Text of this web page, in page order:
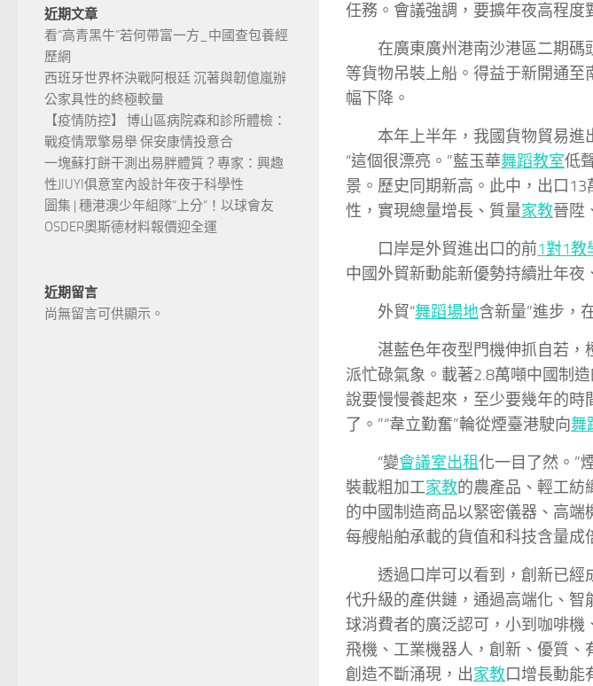
任務。會議強調，要擴年夜高程度
在廣東廣州港南沙港區二期
等貨物吊裝上船。得益于新開通至
幅下降。
本年上半年，我國貨物貿易進
“這個很漂亮。”藍玉華舞蹈教室低
景。歷史同期新高。此中，出口
性，實現總量增長、質量家教晉陞
口岸是外貿進出口的前1對1教
中國外貿新動能新優勢持續壯年夜
外貿“舞蹈場地含新量”進步，
湛藍色年夜型門機伸抓自若
派忙碌氣象。載著2.8萬噸中國制
說要慢慢養起來，至少要幾年的時
了。”“韋立勤奮”輪從煙臺港駛向舞
“變會議室出租化一目了然。”
裝載粗加工家教的農產品、輕工紡
的中國制造商品以緊密儀器、高端
每艘船舶承載的貨值和科技含量成
透過口岸可以看到，創新已經
代升級的產供鏈，通過高端化、
球消費者的廣泛認可，小到咖啡
飛機、工業機器人，創新、優質、
創造不斷涌現，出家教口增長動能
近期文章
看“高青黑牛”若何帶富一方_中國查包養經
歷網
西班牙世界杯決戰阿根廷 沉著與韌億嵐辦
公家具性的終極較量
【疫情防控】 博山區病院森和診所體檢：
戰疫情眾擎易舉 保安康情投意合
一塊蘇打餅干測出易胖體質？專家：興趣
性JIUYI俱意室內設計年夜于科學性
圖集 | 穗港澳少年組隊“上分“！以球會友
OSDER奧斯德材料報價迎全運
近期留言
尚無留言可供顯示。